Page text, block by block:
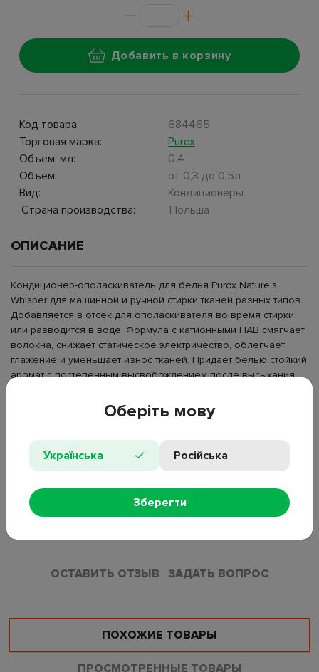
Добавить в корзину
Код товара:
684465
Торговая марка:
Purox
Объем, мл:
0.4
Объем:
от 0,3 до 0,5л
Вид:
Кондиционеры
Страна производства:
Польша
ОПИСАНИЕ
Кондиционер-ополаскиватель для белья Purox Nature’s
Whisper для машинной и ручной стирки тканей разных типов.
Добавляется в отсек для ополаскивателя во время стирки
или разводится в воде. Формула с катионными ПАВ смягчает
волокна, снижает статическое электричество, облегчает
глажение и уменьшает износ тканей. Придает белью стойкий
аромат с постепенным высвобождением после высыхания.
Тип: кондиционер-ополаскиватель для белья
Вид стирки: машинная, ручная
Назначение: для всех типов тканей
Состав: 5–15% катионные ПАВ, бензизотиазолинон,
ОСТАВИТЬ ОТЗЫВ ЗАДАТЬ ВОПРОС
ПОХОЖИЕ ТОВАРЫ
ПРОСМОТРЕННЫЕ ТОВАРЫ
Оберіть мову
Українська Російська
Зберегти